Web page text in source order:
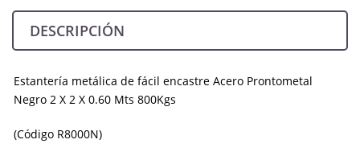
DESCRIPCIÓN
Estantería metálica de fácil encastre Acero Prontometal
Negro 2 X 2 X 0.60 Mts 800Kgs
(Código R8000N)